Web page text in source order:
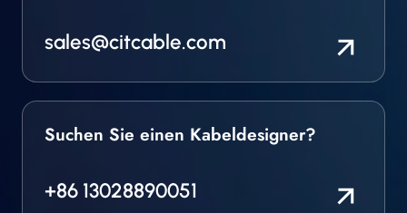
sales@citcable.com
Suchen Sie einen Kabeldesigner?
+86 13028890051